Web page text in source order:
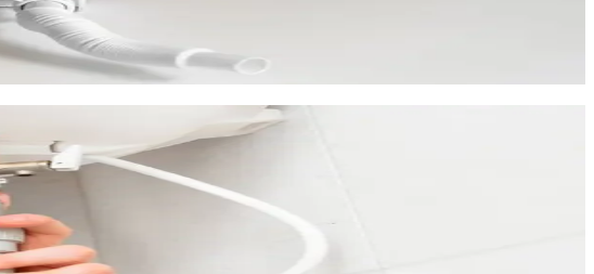
pas aux besoins réels des occupants. Nous adaptons et personnalisons la
robinetterie de qualité supérieure.
avant le début des travaux.
dans votre chauffe-eau, forme une couche de tartre qui isole la
en panne prématurément.